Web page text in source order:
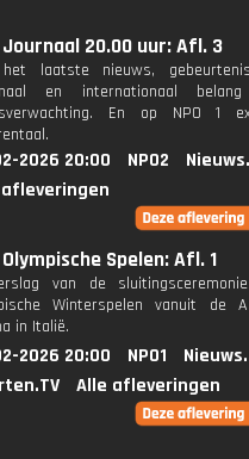
Journaal 20.00 uur: Afl. 3
laatste nieuws,
en internationaal
En op NPO 1
2026 20:00 NPO2
Olympische Spelen: Afl. 1
van de
Winterspelen vanuit de
in Italië.
2026 20:00 NPO1
Alle afleveringen